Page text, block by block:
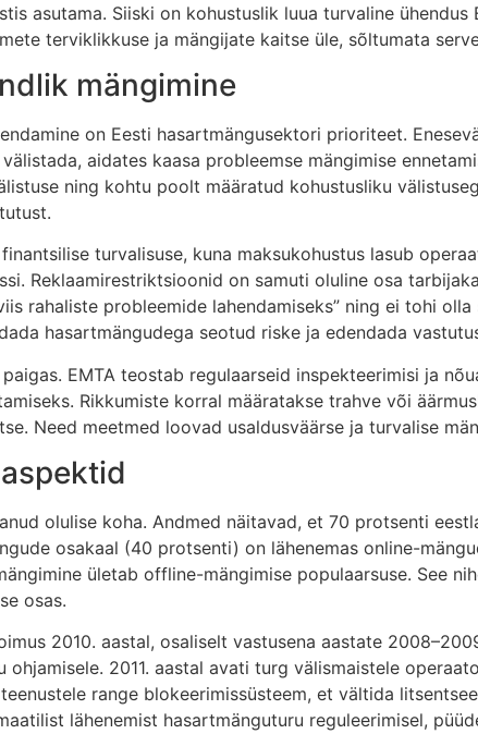
asutama. Siiski on kohustuslik luua turvaline
terviklikkuse ja mängijate kaitse üle, sõltumata
mängimine
on Eesti hasartmängusektori prioriteet.
aidates kaasa probleemse mängimise
ning kohtu poolt määratud kohustusliku
turvalisuse, kuna maksukohustus lasub
Reklaamirestriktsioonid on samuti oluline osa
rahaliste probleemide lahendamiseks” ning ei tohi
hasartmängudega seotud riske ja edendada
EMTA teostab regulaarseid inspekteerimisi ja
Rikkumiste korral määratakse trahve või
Need meetmed loovad usaldusväärse ja turvalise
olulise koha. Andmed näitavad, et 70 protsenti
osakaal (40 protsenti) on lähenemas online-
ületab offline-mängimise populaarsuse. See
osas.
2010. aastal, osaliselt vastusena aastate
2011. aastal avati turg välismaistele
range blokeerimissüsteem, et vältida
lähenemist hasartmänguturu reguleerimisel,